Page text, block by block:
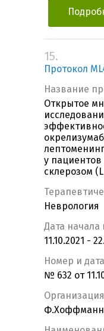
15.
Протокол
Название
Открытое
у
склерозом
Неврология
Дата начала
11.10.2021 -
Номер и
№ 632 от